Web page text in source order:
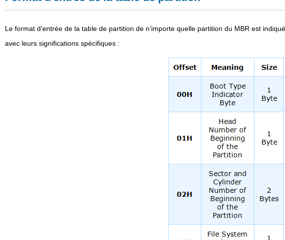
Le format d’entrée de la table de partition de n’importe quelle partition du MBR est
avec leurs significations spécifiques :